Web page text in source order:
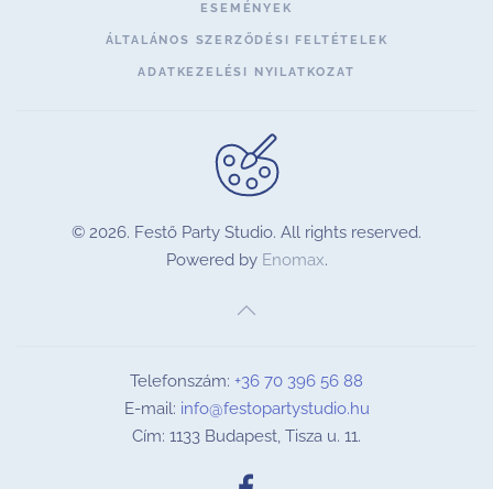
ESEMÉNYEK
ÁLTALÁNOS SZERZŐDÉSI FELTÉTELEK
ADATKEZELÉSI NYILATKOZAT
© 2026. Festő Party Studio. All rights reserved.
Powered by Enomax.
Telefonszám: +36 70 396 56 88
E-mail: info@festopartystudio.hu
Cím: 1133 Budapest, Tisza u. 11.